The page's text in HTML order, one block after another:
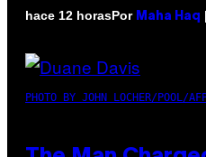
hace 12 horasPor Maha Haq
PHOTO BY JOHN LOCHER/POOL/